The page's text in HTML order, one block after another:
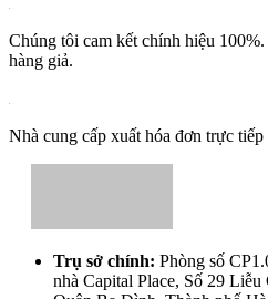
Chúng tôi cam kết chính hiệu
hàng giả.
Nhà cung cấp xuất hóa đơn trực tiếp
Trụ sở chính: Phòng số
nhà Capital Place, Số 29